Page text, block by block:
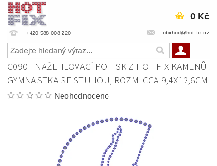
+420 588 008 220 obchod@hot-fix.cz
0 Kč
C090 - NAŽEHLOVACÍ POTISK Z HOT-FIX KAMENŮ
GYMNASTKA SE STUHOU, ROZM. CCA 9,4X12,6CM
Neohodnoceno